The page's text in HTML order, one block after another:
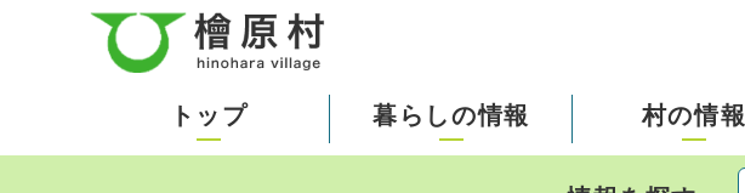
トップ 暮らしの情報 村の情報